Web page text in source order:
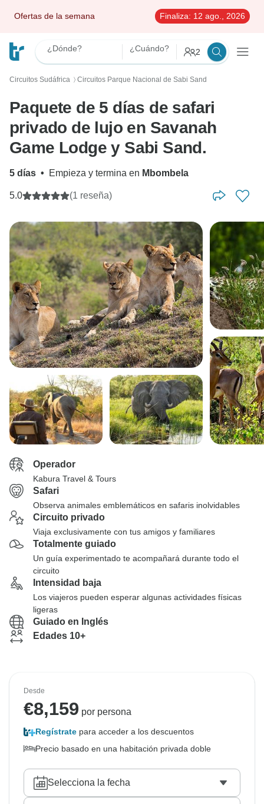
Ofertas de la semana Finaliza: 12 ago., 2026
¿Dónde? ¿Cuándo? 2
Circuitos Sudáfrica 〉 Circuitos Parque Nacional de Sabi Sand
Paquete de 5 días de safari
privado de lujo en Savanah
Game Lodge y Sabi Sand.
5 días • Empieza y termina en Mbombela
5.0 (1 reseña)
Operador
Kabura Travel & Tours
Safari
Observa animales emblemáticos en safaris inolvidables
Circuito privado
Viaja exclusivamente con tus amigos y familiares
Totalmente guiado
Un guía experimentado te acompañará durante todo el
circuito
Intensidad baja
Los viajeros pueden esperar algunas actividades físicas
ligeras
Guiado en Inglés
Edades 10+
Desde
€8,159 por persona
Regístrate para acceder a los descuentos
Precio basado en una habitación privada doble
Selecciona la fecha